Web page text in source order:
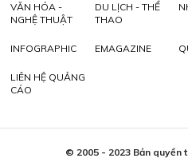
VĂN HÓA -
NGHỆ THUẬT
DU LỊCH - THỂ
THAO
INFOGRAPHIC EMAGAZINE
LIÊN HỆ QUẢNG
CÁO
© 2005 - 2023 Bản quyền